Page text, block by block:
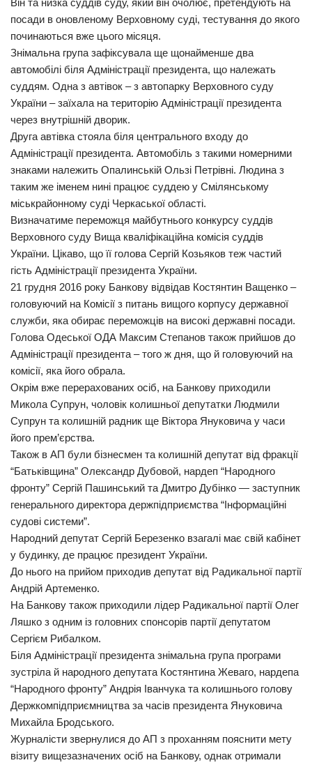
Він та низка суддів суду, який він очолює, претендують на
посади в оновленому Верховному суді, тестування до якого
починаються вже цього місяця.
Знімальна група зафіксувала ще щонайменше два
автомобілі біля Адміністрації президента, що належать
суддям. Одна з автівок – з автопарку Верховного суду
України – заїхала на територію Адміністрації президента
через внутрішній дворик.
Друга автівка стояла біля центрального входу до
Адміністрації президента. Автомобіль з такими номерними
знаками належить Опалинській Ользі Петрівні. Людина з
таким же іменем нині працює суддею у Смілянському
міськрайонному суді Черкаської області.
Визначатиме переможця майбутнього конкурсу суддів
Верховного суду Вища кваліфікаційна комісія суддів
України. Цікаво, що її голова Сергій Козьяков теж частий
гість Адміністрації президента України.
21 грудня 2016 року Банкову відвідав Костянтин Ващенко –
головуючий на Комісії з питань вищого корпусу державної
служби, яка обирає переможців на високі державні посади.
Голова Одеської ОДА Максим Степанов також прийшов до
Адміністрації президента – того ж дня, що й головуючий на
комісії, яка його обрала.
Окрім вже перерахованих осіб, на Банкову приходили
Микола Супрун, чоловік колишньої депутатки Людмили
Супрун та колишній радник ще Віктора Януковича у часи
його прем’єрства.
Також в АП були бізнесмен та колишній депутат від фракції
“Батьківщина” Олександр Дубовой, нардеп “Народного
фронту” Сергій Пашинський та Дмитро Дубінко — заступник
генерального директора держпідприємства “Інформаційні
судові системи”.
Народний депутат Сергій Березенко взагалі має свій кабінет
у будинку, де працює президент України.
До нього на прийом приходив депутат від Радикальної партії
Андрій Артеменко.
На Банкову також приходили лідер Радикальної партії Олег
Ляшко з одним із головних спонсорів партії депутатом
Сергієм Рибалком.
Біля Адміністрації президента знімальна група програми
зустріла й народного депутата Костянтина Жеваго, нардепа
“Народного фронту” Андрія Іванчука та колишнього голову
Держкомпідприємництва за часів президента Януковича
Михайла Бродського.
Журналісти звернулися до АП з проханням пояснити мету
візиту вищезазначених осіб на Банкову, однак отримали